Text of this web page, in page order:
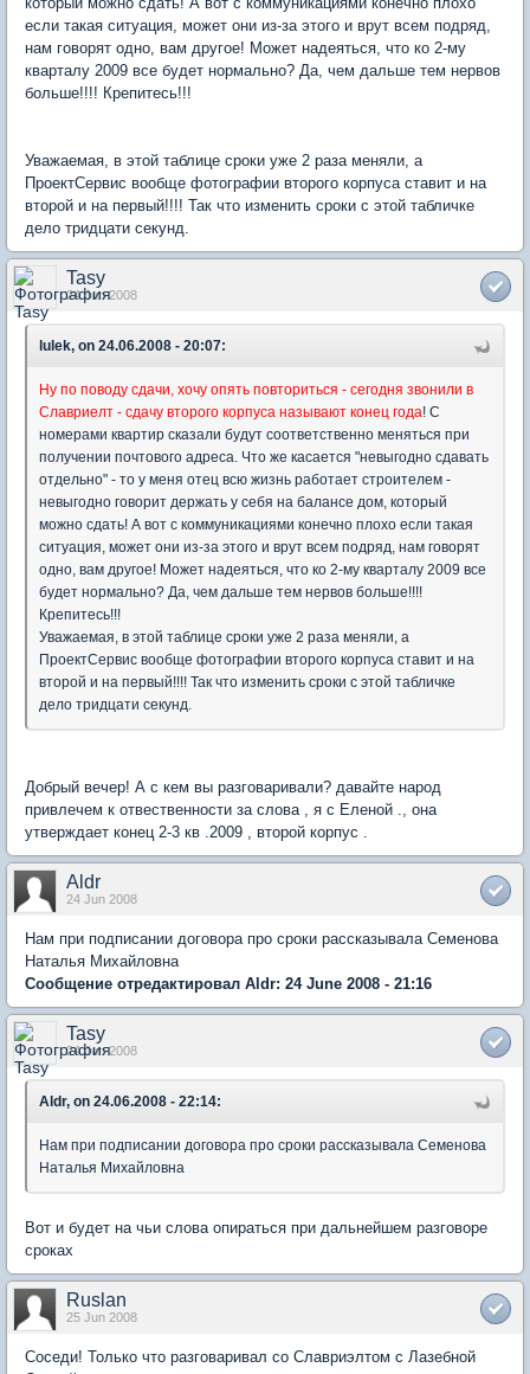
если такая ситуация, может они из-за этого и врут всем подряд,
нам говорят одно, вам другое! Может надеяться, что ко 2-му
кварталу 2009 все будет нормально? Да, чем дальше тем нервов
больше!!!! Крепитесь!!!
Уважаемая, в этой таблице сроки уже 2 раза меняли, а
ПроектСервис вообще фотографии второго корпуса ставит и на
второй и на первый!!!! Так что изменить сроки с этой табличке
дело тридцати секунд.
Tasy
24 Jun 2008
lulek, on 24.06.2008 - 20:07:
Ну по поводу сдачи, хочу опять повториться - сегодня звонили в
Славриелт - сдачу второго корпуса называют конец года! С
номерами квартир сказали будут соответственно меняться при
получении почтового адреса. Что же касается "невыгодно сдавать
отдельно" - то у меня отец всю жизнь работает строителем -
невыгодно говорит держать у себя на балансе дом, который
можно сдать! А вот с коммуникациями конечно плохо если такая
ситуация, может они из-за этого и врут всем подряд, нам говорят
одно, вам другое! Может надеяться, что ко 2-му кварталу 2009 все
будет нормально? Да, чем дальше тем нервов больше!!!!
Крепитесь!!!
Уважаемая, в этой таблице сроки уже 2 раза меняли, а
ПроектСервис вообще фотографии второго корпуса ставит и на
второй и на первый!!!! Так что изменить сроки с этой табличке
дело тридцати секунд.
Добрый вечер! А с кем вы разговаривали? давайте народ
привлечем к отвественности за слова , я с Еленой ., она
утверждает конец 2-3 кв .2009 , второй корпус .
Aldr
24 Jun 2008
Нам при подписании договора про сроки рассказывала Семенова
Наталья Михайловна
Сообщение отредактировал Aldr: 24 June 2008 - 21:16
Tasy
24 Jun 2008
Aldr, on 24.06.2008 - 22:14:
Нам при подписании договора про сроки рассказывала Семенова
Наталья Михайловна
Вот и будет на чьи слова опираться при дальнейшем разговоре
сроках
Ruslan
25 Jun 2008
Соседи! Только что разговаривал со Славриэлтом с Лазебной